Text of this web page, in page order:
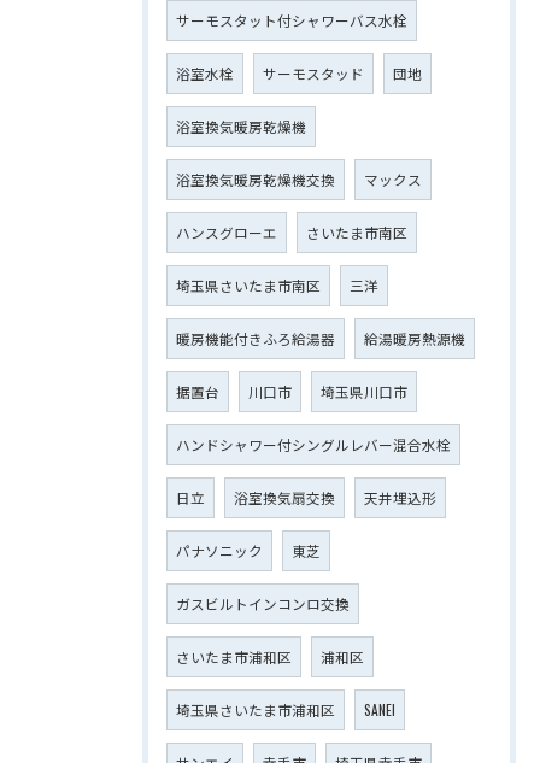
サーモスタット付シャワーバス水栓
浴室水栓 サーモスタッド 団地
浴室換気暖房乾燥機
浴室換気暖房乾燥機交換 マックス
ハンスグローエ さいたま市南区
埼玉県さいたま市南区 三洋
暖房機能付きふろ給湯器 給湯暖房熱源機
据置台 川口市 埼玉県川口市
ハンドシャワー付シングルレバー混合水栓
日立 浴室換気扇交換 天井埋込形
パナソニック 東芝
ガスビルトインコンロ交換
さいたま市浦和区 浦和区
埼玉県さいたま市浦和区 SANEI